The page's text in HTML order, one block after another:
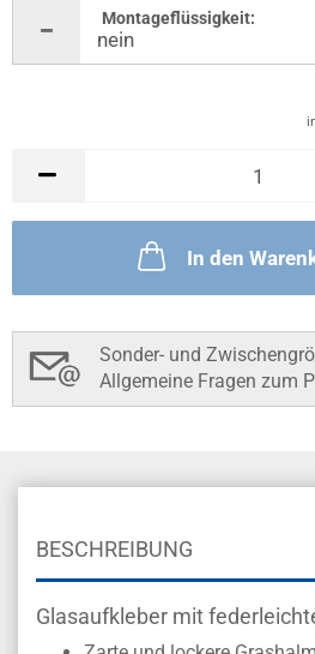
Montageflüssigkeit:
In den
Sonder- und
Allgemeine Fragen zum
BESCHREIBUNG
Glasaufkleber mit